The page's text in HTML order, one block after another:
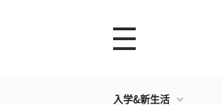
入学&新生活